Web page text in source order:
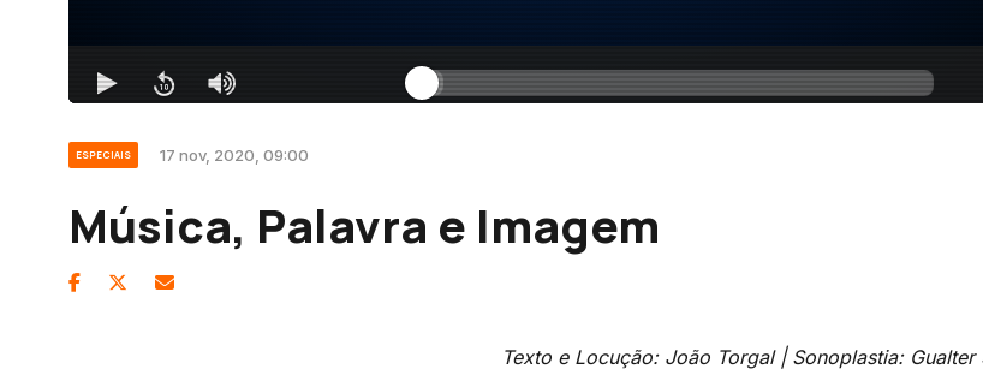
ESPECIAIS 17 nov, 2020, 09:00
Música, Palavra e Imagem
Texto eLocução: João Torgal | Sonoplastia: Gualter